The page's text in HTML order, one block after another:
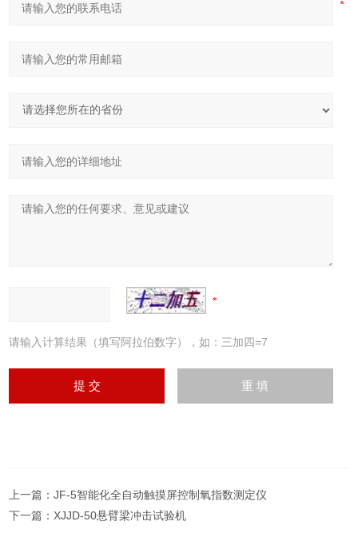
请输入计算结果（填写阿拉伯数字），如：三加四=7
上一篇：JF-5智能化全自动触摸屏控制氧指数测定仪
下一篇： XJJD-50悬臂梁冲击试验机